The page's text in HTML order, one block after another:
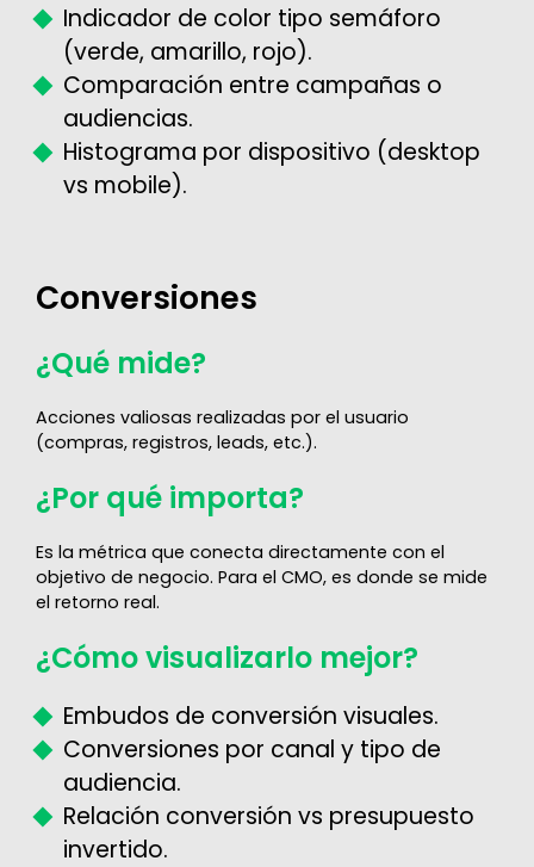
Indicador de color tipo semáforo
(verde, amarillo, rojo).
Comparación entre campañas o
audiencias.
Histograma por dispositivo (desktop
vs mobile).
Conversiones
¿Qué mide?
Acciones valiosas realizadas por el usuario
(compras, registros, leads, etc.).
¿Por qué importa?
Es la métrica que conecta directamente con el
objetivo de negocio. Para el CMO, es donde se mide
el retorno real.
¿Cómo visualizarlo mejor?
Embudos de conversión visuales.
Conversiones por canal y tipo de
audiencia.
Relación conversión vs presupuesto
invertido.